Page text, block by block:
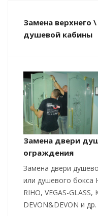
Замена верхнего
душевой кабины
Замена двери
ограждения
Замена двери
или душевого бокса
RIHO, VEGAS-GLASS,
DEVON&DEVON и др.